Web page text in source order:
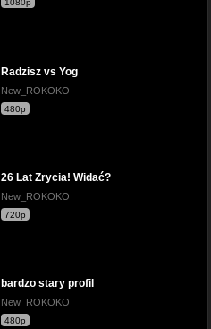
1080p
Radzisz vs Yog
New_ROKOKO
480p
26 Lat Zrycia! Widać?
New_ROKOKO
720p
bardzo stary profil
New_ROKOKO
480p